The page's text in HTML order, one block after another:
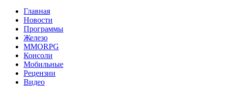
Главная
Новости
Программы
Железо
MMORPG
Консоли
Мобильные
Рецензии
Видео